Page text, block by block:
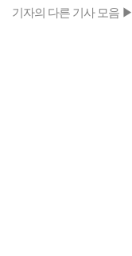
기자의 다른 기사 모음 ▶